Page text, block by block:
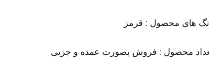
های محصول : قرمز
محصول : فروش بصورت عمده و جزیی